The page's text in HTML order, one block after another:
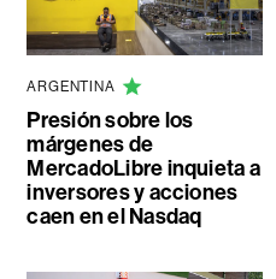
ARGENTINA
Presión sobre los
márgenes de
MercadoLibre inquieta a
inversores y acciones
caen en el Nasdaq